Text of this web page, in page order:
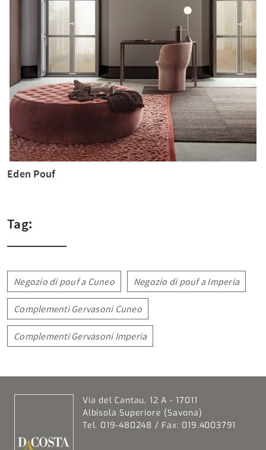
Eden Pouf
Tag:
Negozio di pouf a Cuneo Negozio di pouf a Imperia
Complementi Gervasoni Cuneo
Complementi Gervasoni Imperia
Via del Cantau, 12 A - 17011
Albisola Superiore (Savona)
Tel. 019-480248 / Fax: 019.4003791